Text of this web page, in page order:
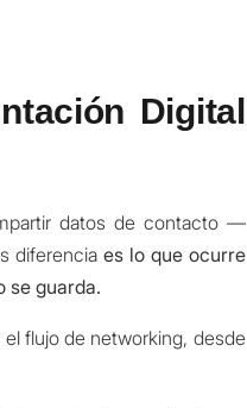
Digital
datos de contacto —
diferencia es lo que ocurre
se guarda.
flujo de networking, desde